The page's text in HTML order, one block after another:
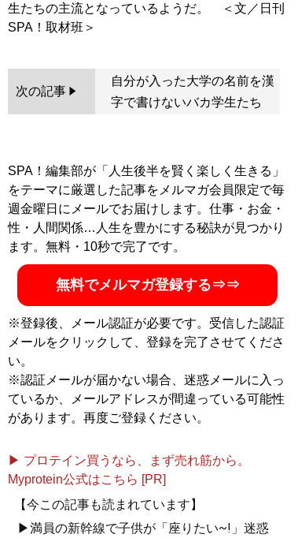
生たちの主流となっているようだ。 ＜文／日刊
次の記事
自分が入った大学の名前を漢
字で書けないバカ学生たち
SPA！編集部が「人生後半を賢く楽しく生きる」
をテーマに厳選した記事をメルマガ会員限定で毎
週金曜日にメールでお届けします。仕事・お金・
性・人間関係…人生を豊かにする秘訣が見つかり
ます。無料・10秒で完了です。
無料でメルマガ登録する⇒⇒
※登録後、メール認証が必要です。受信した認証
メールをクリックして、登録を完了させてくださ
い。
※認証メールが届かない場合、迷惑メールに入っ
ているか、メールアドレスが間違っている可能性
があります。再度ご登録ください。
▶ プロテイン買うなら、まず売れ筋から。
Myprotein公式はこちら [PR]
【今この記事も読まれています】
▶満員の新幹線で子供が「座りたい~!」迷惑